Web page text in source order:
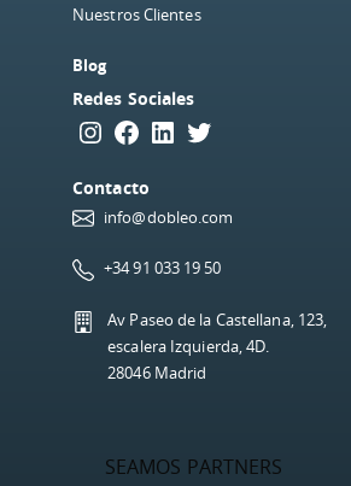
Nuestros Clientes
Blog
Redes Sociales
Instagram Facebook LinkedIn Twitter
Contacto
info@dobleo.com
+34 91 033 19 50
Av Paseo de la Castellana, 123,
escalera Izquierda, 4D.
28046 Madrid
SEAMOS PARTNERS